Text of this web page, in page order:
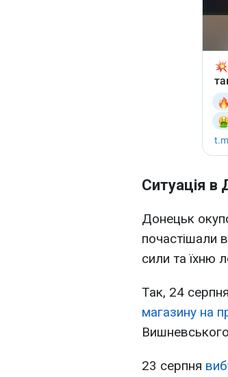
Ситуація в
Донецьк
почастішали
сили та їхню
Так, 24
магазину на
23 серпня